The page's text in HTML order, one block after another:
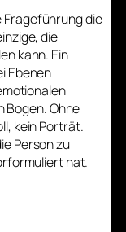
Frageführung die
die
kann. Ein
Ebenen
Bogen. Ohne
kein Porträt.
Person zu
hat.